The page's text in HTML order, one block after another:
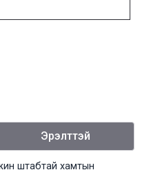
Эрэлттэй
штабтай хамтын